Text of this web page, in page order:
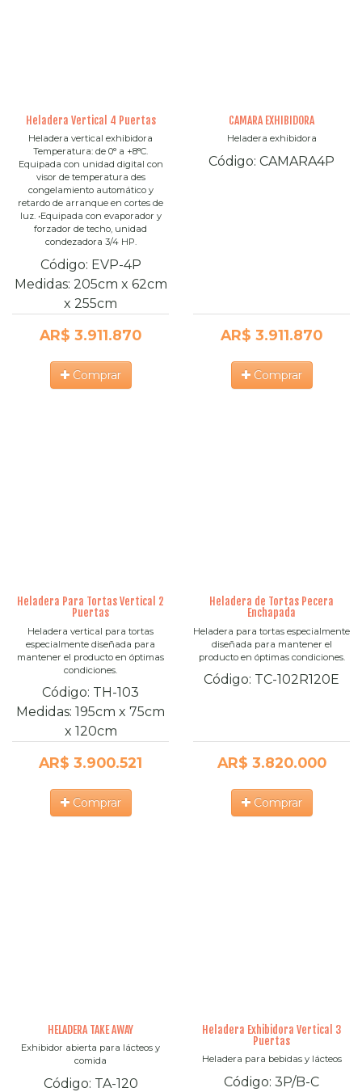
Heladera Vertical 4 Puertas
Heladera vertical exhibidora
Temperatura: de 0° a +8°C.
Equipada con unidad digital con
visor de temperatura des
congelamiento automático y
retardo de arranque en cortes de
luz. •Equipada con evaporador y
forzador de techo, unidad
condezadora 3/4 HP.
Código: EVP-4P
Medidas: 205cm x 62cm
x 255cm
AR$ 3.911.870
Comprar
CAMARA EXHIBIDORA
Heladera exhibidora
Código: CAMARA4P
AR$ 3.911.870
Comprar
Heladera Para Tortas Vertical 2
Puertas
Heladera vertical para tortas
especialmente diseñada para
mantener el producto en óptimas
condiciones.
Código: TH-103
Medidas: 195cm x 75cm
x 120cm
AR$ 3.900.521
Comprar
Heladera de Tortas Pecera
Enchapada
Heladera para tortas especialmente
diseñada para mantener el
producto en óptimas condiciones.
Código: TC-102R120E
AR$ 3.820.000
Comprar
HELADERA TAKE AWAY
Exhibidor abierta para lácteos y
comida
Código: TA-120
Heladera Exhibidora Vertical 3
Puertas
Heladera para bebidas y lácteos
Código: 3P/B-C